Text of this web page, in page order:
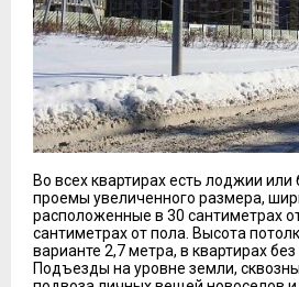
Во всех квартирах есть лоджии
проемы увеличенного размера,
расположенные в 30 сантиметрах
сантиметрах от пола. Высота
варианте 2,7 метра, в квартирах
Подъезды на уровне земли,